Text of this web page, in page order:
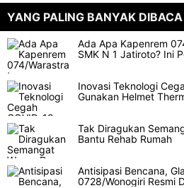
YANG PALING BANYAK DIBACA
Ada Apa Kapenrem
SMK N 1 Jatiroto? Ini
Inovasi Teknologi
Gunakan Helmet
Tak Diragukan
Bantu Rehab Rumah
Antisipasi Bencana,
0728/Wonogiri Resmi